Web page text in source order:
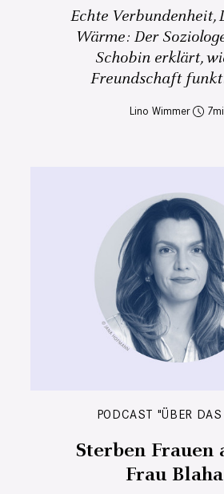
Echte Verbundenheit,
Wärme: Der
Schobin erklärt,
Freundschaft
Lino Wimmer 7
PODCAST "ÜBER
Sterben Frauen
Frau